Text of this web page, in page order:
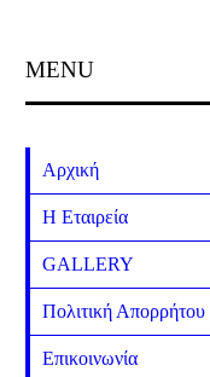
MENU
Αρχική
Η Εταιρεία
GALLERY
Πολιτική Απορρήτου
Επικοινωνία